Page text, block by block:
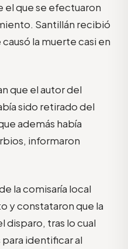
el que se efectuaron
Santillán recibió
la muerte casi en
que el autor del
sido retirado del
además había
informaron
la comisaría local
y constataron que la
disparo, tras lo cual
identificar al